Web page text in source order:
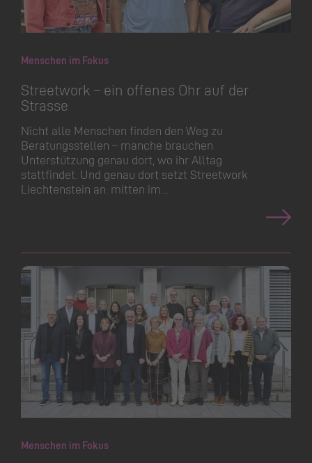
Menschen im Fokus
Streetwork – ein offenes Ohr auf der
Strasse
Nicht alle Menschen finden den Weg zu
Beratungsstellen – manche brauchen
Unterstützung genau dort, wo ihr Alltag
stattfindet. Und genau dort setzt Streetwork
Liechtenstein an: mitten im…
Menschen im Fokus